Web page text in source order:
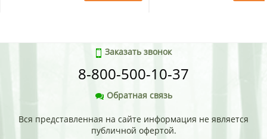
Заказать звонок
8-800-500-10-37
Обратная связь
Вся представленная на сайте информация не является
публичной офертой.